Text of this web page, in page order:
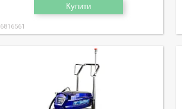
Купити
6816561